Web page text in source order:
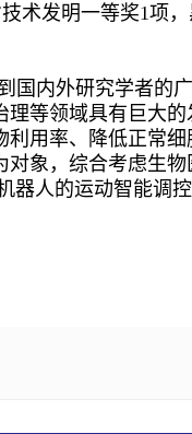
术发明一等奖1项，
国内外研究学者的
等领域具有巨大
用率、降低正常
象，综合考虑生
器人的运动智能调